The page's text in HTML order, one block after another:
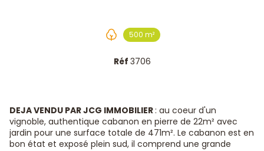
500 m²
Réf 3706
DEJA VENDU PAR JCG IMMOBILIER: au coeur d'un
vignoble, authentique cabanon en pierre de 22m² avec
jardin pour une surface totale de 471m². Le cabanon est en
bon état et exposé plein sud, il comprend une grande